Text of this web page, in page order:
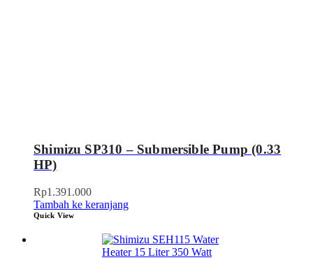
Shimizu SP310 – Submersible Pump (0.33
HP)
Rp1.391.000
Tambah ke keranjang
Quick View